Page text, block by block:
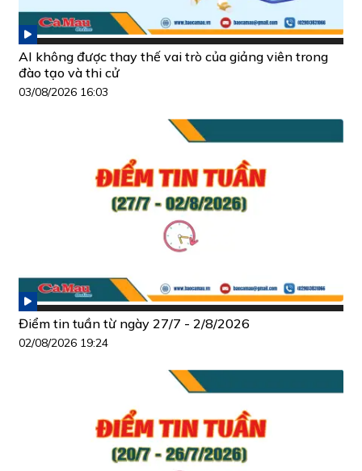
AI không được thay thế vai trò của giảng viên trong
đào tạo và thi cử
03/08/2026 16:03
Điểm tin tuần từ ngày 27/7 - 2/8/2026
02/08/2026 19:24